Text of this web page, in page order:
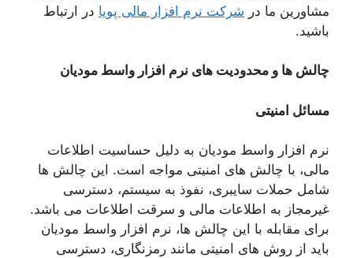
مشاورین ما در شرکت نرم افزار مالی پویا در ارتباط
باشید.
چالش ها و محدودیت های نرم افزار واسط مودیان
مسائل امنیتی
نرم افزار واسط مودیان به دلیل حساسیت اطلاعات
مالی، با چالش های امنیتی مواجه است. این چالش ها
شامل حملات سایبری، نفوذ به سیستم، دسترسی
غیرمجاز به اطلاعات مالی و سرقت اطلاعات می باشد.
برای مقابله با این چالش ها، نرم افزار واسط مودیان
باید از روش های امنیتی مانند رمزنگاری، دسترسی